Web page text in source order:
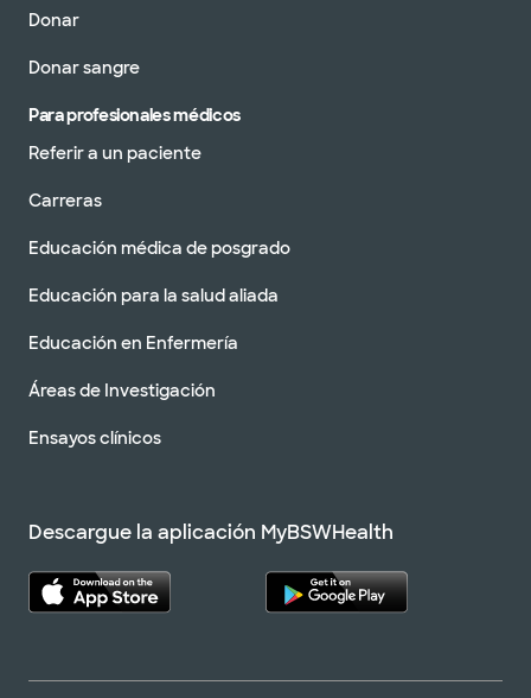
Donar
Donar sangre
Para profesionales médicos
Referir a un paciente
Carreras
Educación médica de posgrado
Educación para la salud aliada
Educación en Enfermería
Áreas de Investigación
Ensayos clínicos
Descargue la aplicación MyBSWHealth